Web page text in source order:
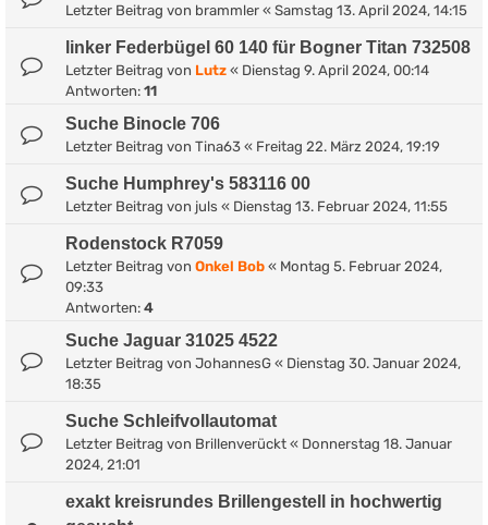
Letzter Beitrag von brammler « Samstag 13. April 2024, 14:15
linker Federbügel 60 140 für Bogner Titan 732508
Letzter Beitrag von Lutz « Dienstag 9. April 2024, 00:14
Antworten: 11
Suche Binocle 706
Letzter Beitrag von Tina63 « Freitag 22. März 2024, 19:19
Suche Humphrey's 583116 00
Letzter Beitrag von juls « Dienstag 13. Februar 2024, 11:55
Rodenstock R7059
Letzter Beitrag von Onkel Bob « Montag 5. Februar 2024,
09:33
Antworten: 4
Suche Jaguar 31025 4522
Letzter Beitrag von JohannesG « Dienstag 30. Januar 2024,
18:35
Suche Schleifvollautomat
Letzter Beitrag von Brillenverückt « Donnerstag 18. Januar
2024, 21:01
exakt kreisrundes Brillengestell in hochwertig